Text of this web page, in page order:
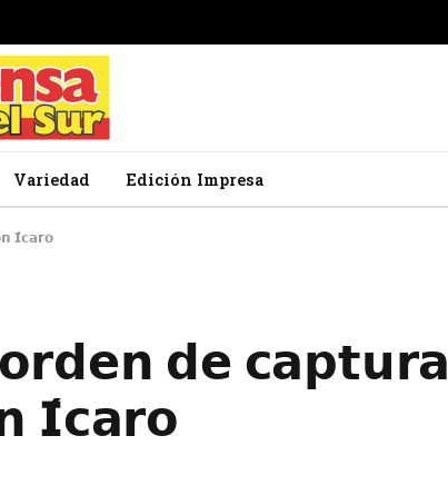
Variedad Edición Impresa
𝗜́𝗰𝗮𝗿𝗼
𝗱𝗲 𝗰𝗮𝗽𝘁𝘂𝗿𝗮
𝗜́𝗰𝗮𝗿𝗼